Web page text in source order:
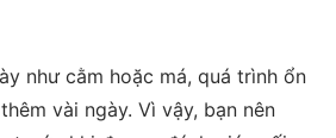
như cằm hoặc má, quá trình ổn
vài ngày. Vì vậy, bạn nên